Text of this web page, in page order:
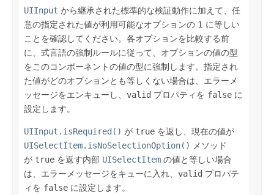
UIInput から継承された標準的な検証動作に加えて、任
意の指定された値が利用可能なオプションの 1 に等しい
ことを確認してください。各オプションを比較する前
に、式言語の強制ルールに従って、オプションの値の型
をこのコンポーネントの値の型に強制します。指定され
た値がどのオプションとも等しくない場合は、エラーメ
ッセージをエンキューし、 valid プロパティを false に
設定します。
UIInput.isRequired() が true を返し、現在の値が
UISelectItem.isNoSelectionOption()
メソッド
が true を返す内部 UISelectItem の値と等しい場合
は、エラーメッセージをキューに入れ、 valid プロパテ
ィを false に設定します。